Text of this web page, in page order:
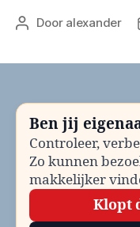
Berichtauteur
Door alexander
Ben jij
Controleer,
Zo kunnen
makkelijker
Klopt